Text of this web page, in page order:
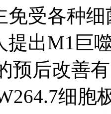
免受各种
提出M1巨
预后改善
细胞